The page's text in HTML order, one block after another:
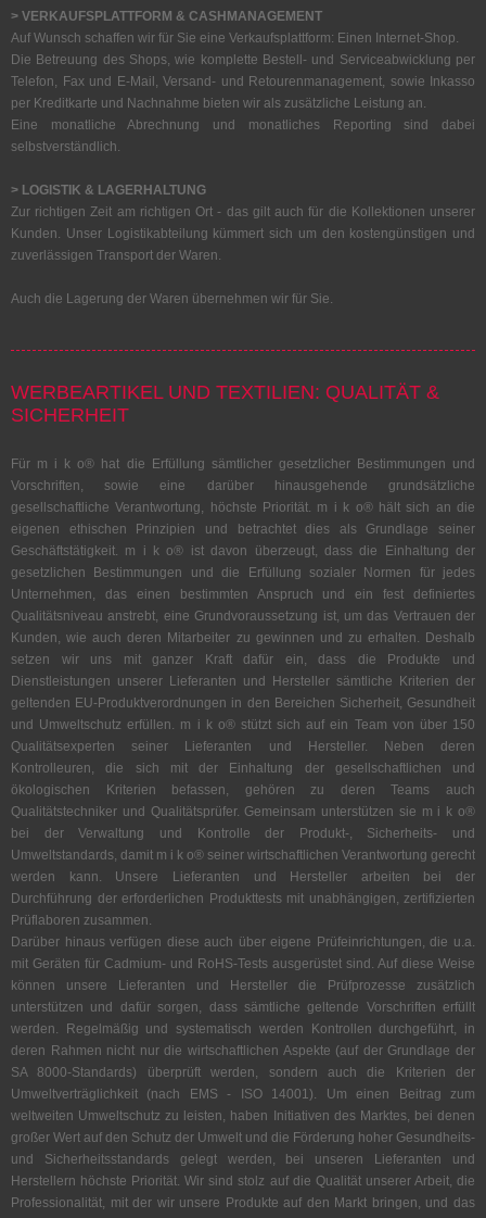
> VERKAUFSPLATTFORM & CASHMANAGEMENT
Auf Wunsch schaffen wir für Sie eine Verkaufsplattform: Einen Internet-Shop.
Die Betreuung des Shops, wie komplette Bestell- und Serviceabwicklung per
Telefon, Fax und E-Mail, Versand- und Retourenmanagement, sowie Inkasso
per Kreditkarte und Nachnahme bieten wir als zusätzliche Leistung an.
Eine monatliche Abrechnung und monatliches Reporting sind dabei
selbstverständlich.
> LOGISTIK & LAGERHALTUNG
Zur richtigen Zeit am richtigen Ort - das gilt auch für die Kollektionen unserer
Kunden. Unser Logistikabteilung kümmert sich um den kostengünstigen und
zuverlässigen Transport der Waren.
Auch die Lagerung der Waren übernehmen wir für Sie.
WERBEARTIKEL UND TEXTILIEN: QUALITÄT &
SICHERHEIT
Für m i k o® hat die Erfüllung sämtlicher gesetzlicher Bestimmungen und
Vorschriften, sowie eine darüber hinausgehende grundsätzliche
gesellschaftliche Verantwortung, höchste Priorität. m i k o® hält sich an die
eigenen ethischen Prinzipien und betrachtet dies als Grundlage seiner
Geschäftstätigkeit. m i k o® ist davon überzeugt, dass die Einhaltung der
gesetzlichen Bestimmungen und die Erfüllung sozialer Normen für jedes
Unternehmen, das einen bestimmten Anspruch und ein fest definiertes
Qualitätsniveau anstrebt, eine Grundvoraussetzung ist, um das Vertrauen der
Kunden, wie auch deren Mitarbeiter zu gewinnen und zu erhalten. Deshalb
setzen wir uns mit ganzer Kraft dafür ein, dass die Produkte und
Dienstleistungen unserer Lieferanten und Hersteller sämtliche Kriterien der
geltenden EU-Produktverordnungen in den Bereichen Sicherheit, Gesundheit
und Umweltschutz erfüllen. m i k o® stützt sich auf ein Team von über 150
Qualitätsexperten seiner Lieferanten und Hersteller. Neben deren
Kontrolleuren, die sich mit der Einhaltung der gesellschaftlichen und
ökologischen Kriterien befassen, gehören zu deren Teams auch
Qualitätstechniker und Qualitätsprüfer. Gemeinsam unterstützen sie m i k o®
bei der Verwaltung und Kontrolle der Produkt-, Sicherheits- und
Umweltstandards, damit m i k o® seiner wirtschaftlichen Verantwortung gerecht
werden kann. Unsere Lieferanten und Hersteller arbeiten bei der
Durchführung der erforderlichen Produkttests mit unabhängigen, zertifizierten
Prüflaboren zusammen.
Darüber hinaus verfügen diese auch über eigene Prüfeinrichtungen, die u.a.
mit Geräten für Cadmium- und RoHS-Tests ausgerüstet sind. Auf diese Weise
können unsere Lieferanten und Hersteller die Prüfprozesse zusätzlich
unterstützen und dafür sorgen, dass sämtliche geltende Vorschriften erfüllt
werden. Regelmäßig und systematisch werden Kontrollen durchgeführt, in
deren Rahmen nicht nur die wirtschaftlichen Aspekte (auf der Grundlage der
SA 8000-Standards) überprüft werden, sondern auch die Kriterien der
Umweltverträglichkeit (nach EMS - ISO 14001). Um einen Beitrag zum
weltweiten Umweltschutz zu leisten, haben Initiativen des Marktes, bei denen
großer Wert auf den Schutz der Umwelt und die Förderung hoher Gesundheits-
und Sicherheitsstandards gelegt werden, bei unseren Lieferanten und
Herstellern höchste Priorität. Wir sind stolz auf die Qualität unserer Arbeit, die
Professionalität, mit der wir unsere Produkte auf den Markt bringen, und das